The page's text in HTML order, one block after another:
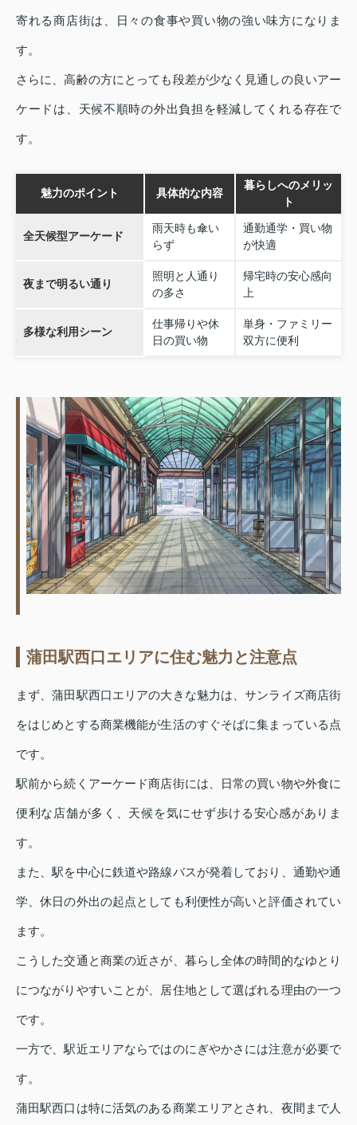
寄れる商店街は、日々の食事や買い物の強い味方になりま
す。
さらに、高齢の方にとっても段差が少なく見通しの良いアー
ケードは、天候不順時の外出負担を軽減してくれる存在で
す。
魅力のポイント 具体的な内容
暮らしへのメリッ
ト
全天候型アーケード
雨天時も傘い
らず
通勤通学・買い物
が快適
夜まで明るい通り
照明と人通り
の多さ
帰宅時の安心感向
上
多様な利用シーン
仕事帰りや休
日の買い物
単身・ファミリー
双方に便利
蒲田駅西口エリアに住む魅力と注意点
まず、蒲田駅西口エリアの大きな魅力は、サンライズ商店街
をはじめとする商業機能が生活のすぐそばに集まっている点
です。
駅前から続くアーケード商店街には、日常の買い物や外食に
便利な店舗が多く、天候を気にせず歩ける安心感がありま
す。
また、駅を中心に鉄道や路線バスが発着しており、通勤や通
学、休日の外出の起点としても利便性が高いと評価されてい
ます。
こうした交通と商業の近さが、暮らし全体の時間的なゆとり
につながりやすいことが、居住地として選ばれる理由の一つ
です。
一方で、駅近エリアならではのにぎやかさには注意が必要で
す。
蒲田駅西口は特に活気のある商業エリアとされ、夜間まで人